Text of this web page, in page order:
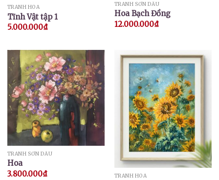
TRANH HOA
Tĩnh Vật tập 1
5.000.000₫
TRANH SƠN DẦU
Hoa Bạch Đồng
12.000.000₫
TRANH SƠN DẦU
Hoa
3.800.000₫ TRANH HOA